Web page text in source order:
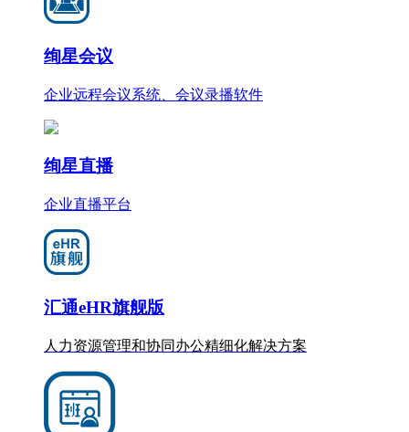
绚星会议
企业远程会议系统、会议录播软件
绚星直播
企业直播平台
汇通eHR旗舰版
人力资源管理和协同办公精细化解决方案